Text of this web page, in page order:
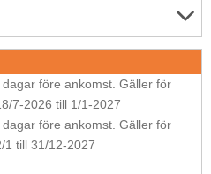
före ankomst. Gäller för
7-2026 till 1/1-2027
före ankomst. Gäller för
1 till 31/12-2027